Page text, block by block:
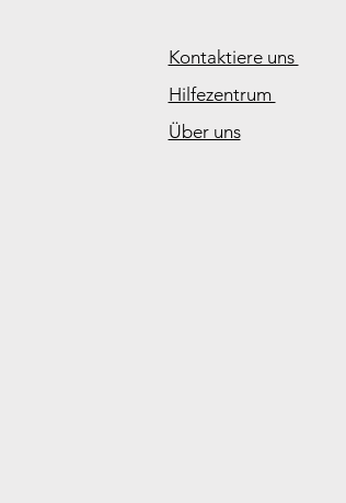
Kontaktiere uns
Hilfezentrum
Über uns